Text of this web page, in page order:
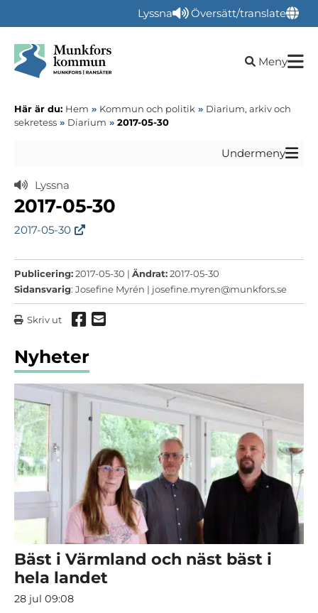
Lyssna Översätt/translate
Öppna
Meny
Här är du: Hem » Kommun och politik » Diarium, arkiv och
sekretess » Diarium » 2017-05-30
Undermeny
Lyssna
2017-05-30
2017-05-30
Publicering:2017-05-30 | Ändrat:2017-05-30
Sidansvarig: Josefine Myrén | josefine.myren@munkfors.se
Skriv ut Dela via Facebook
Dela via mail
Nyheter
Bäst i Värmland och näst bäst i
hela landet
28 jul 09:08